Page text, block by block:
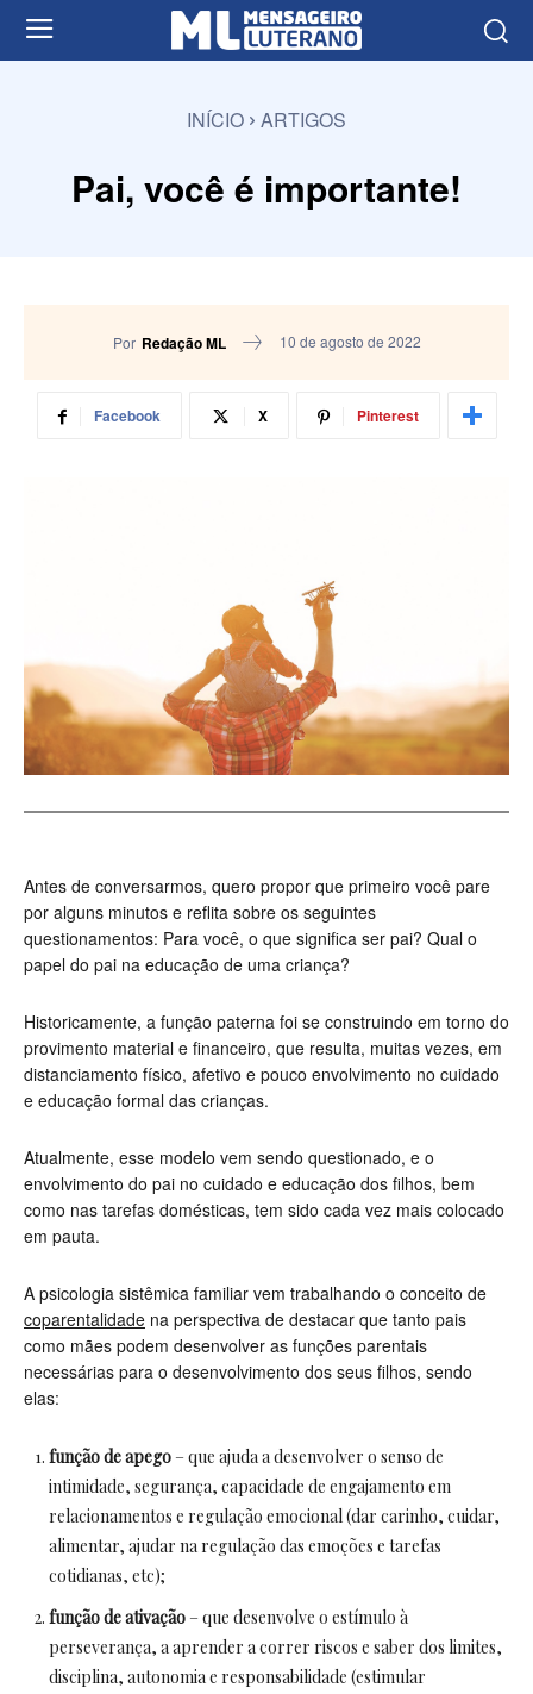
INÍCIO ARTIGOS
Pai, você é importante!
Por Redação ML 10 de agosto de 2022
Facebook X Pinterest
Antes de conversarmos, quero propor que primeiro você pare
por alguns minutos e reflita sobre os seguintes
questionamentos: Para você, o que significa ser pai? Qual o
papel do pai na educação de uma criança?
Historicamente, a função paterna foi se construindo em torno do
provimento material e financeiro, que resulta, muitas vezes, em
distanciamento físico, afetivo e pouco envolvimento no cuidado
e educação formal das crianças.
Atualmente, esse modelo vem sendo questionado, e o
envolvimento do pai no cuidado e educação dos filhos, bem
como nas tarefas domésticas, tem sido cada vez mais colocado
em pauta.
A psicologia sistêmica familiar vem trabalhando o conceito de
coparentalidade na perspectiva de destacar que tanto pais
como mães podem desenvolver as funções parentais
necessárias para o desenvolvimento dos seus filhos, sendo
elas:
função de apego– que ajuda a desenvolver o senso de
intimidade, segurança, capacidade de engajamento em
relacionamentos e regulação emocional (dar carinho, cuidar,
alimentar, ajudar na regulação das emoções e tarefas
cotidianas, etc);
função de ativação– que desenvolve o estímulo à
perseverança, a aprender a correr riscos e saber dos limites,
disciplina, autonomia e responsabilidade (estimular